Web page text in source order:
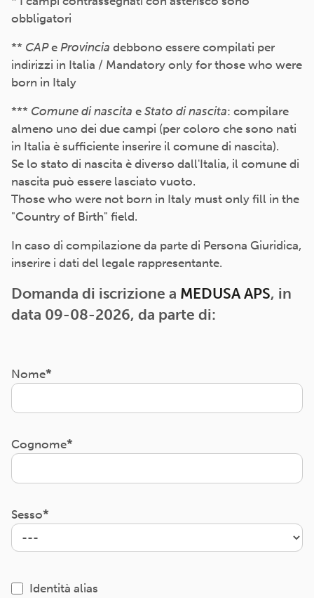
obbligatori
** CAPe Provincia debbono essere compilati per
indirizzi in Italia / Mandatory only for those who were
born in Italy
*** Comune di nascita e Stato di nascita: compilare
almeno uno dei due campi (per coloro che sono nati
in Italia è sufficiente inserire il comune di nascita).
Se lo stato di nascita è diverso dall'Italia, il comune di
nascita può essere lasciato vuoto.
Those who were not born in Italy must only fill in the
"Country of Birth" field.
In caso di compilazione da parte di Persona Giuridica,
inserire i dati del legale rappresentante.
Domanda di iscrizione a MEDUSA APS, in
data 09-08-2026, da parte di:
Nome
Cognome
Sesso
Identità alias